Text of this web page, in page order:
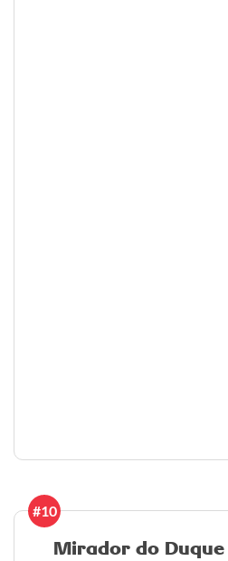
#10
Mirador do